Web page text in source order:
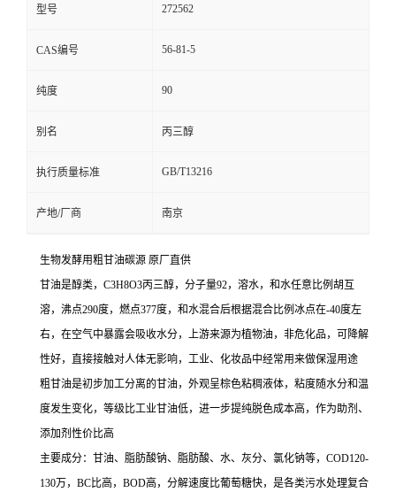
型号 272562
CAS编号 56-81-5
纯度 90
别名 丙三醇
执行质量标准 GB/T13216
产地/厂商 南京
生物发酵用粗甘油碳源 原厂直供
甘油是醇类，C3H8O3丙三醇，分子量92，溶水，和水任意比例胡互
溶，沸点290度，燃点377度，和水混合后根据混合比例冰点在-40度左
右，在空气中暴露会吸收水分，上游来源为植物油，非危化品，可降解
性好，直接接触对人体无影响，工业、化妆品中经常用来做保湿用途
粗甘油是初步加工分离的甘油，外观呈棕色粘稠液体，粘度随水分和温
度发生变化，等级比工业甘油低，进一步提纯脱色成本高，作为助剂、
添加剂性价比高
主要成分：甘油、脂肪酸钠、脂肪酸、水、灰分、氯化钠等，COD120-
130万，BC比高，BOD高，分解速度比葡萄糖快，是各类污水处理复合